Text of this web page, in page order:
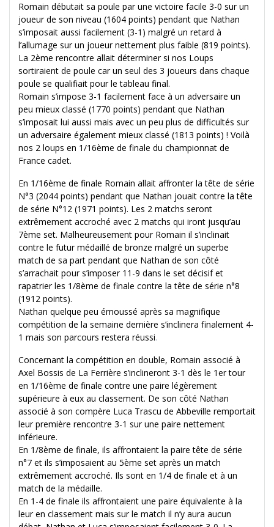
Romain débutait sa poule par une victoire facile 3-0 sur un
joueur de son niveau (1604 points) pendant que Nathan
s’imposait aussi facilement (3-1) malgré un retard à
l’allumage sur un joueur nettement plus faible (819 points).
La 2ème rencontre allait déterminer si nos Loups
sortiraient de poule car un seul des 3 joueurs dans chaque
poule se qualifiait pour le tableau final.
Romain s’impose 3-1 facilement face à un adversaire un
peu mieux classé (1770 points) pendant que Nathan
s’imposait lui aussi mais avec un peu plus de difficultés sur
un adversaire également mieux classé (1813 points) ! Voilà
nos 2 loups en 1/16ème de finale du championnat de
France cadet.
En 1/16ème de finale Romain allait affronter la tête de série
N°3 (2044 points) pendant que Nathan jouait contre la tête
de série N°12 (1971 points). Les 2 matchs seront
extrêmement accroché avec 2 matchs qui iront jusqu’au
7ème set. Malheureusement pour Romain il s’inclinait
contre le futur médaillé de bronze malgré un superbe
match de sa part pendant que Nathan de son côté
s’arrachait pour s’imposer 11-9 dans le set décisif et
rapatrier les 1/8ème de finale contre la tête de série n°8
(1912 points).
Nathan quelque peu émoussé après sa magnifique
compétition de la semaine dernière s’inclinera finalement 4-
1 mais son parcours restera réussi.
Concernant la compétition en double, Romain associé à
Axel Bossis de La Ferrière s’inclineront 3-1 dès le 1er tour
en 1/16ème de finale contre une paire légèrement
supérieure à eux au classement. De son côté Nathan
associé à son compère Luca Trascu de Abbeville remportait
leur première rencontre 3-1 sur une paire nettement
inférieure.
En 1/8ème de finale, ils affrontaient la paire tête de série
n°7 et ils s’imposaient au 5ème set après un match
extrêmement accroché. Ils sont en 1/4 de finale et à un
match de la médaille.
En 1-4 de finale ils affrontaient une paire équivalente à la
leur en classement mais sur le match il n’y aura aucun